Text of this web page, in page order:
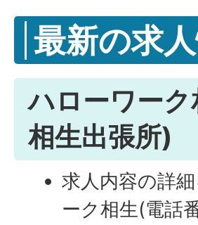
最新の求
ハローワー
相生出張所)
求人内容の詳
ーク相生(電話